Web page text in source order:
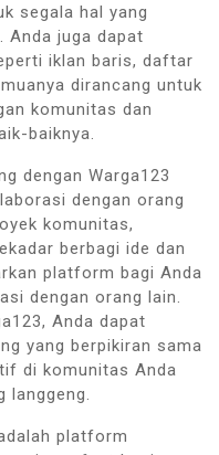
segala hal yang
Anda juga dapat
iklan baris, daftar
dirancang untuk
komunitas dan
baiknya.
dengan Warga123
dengan orang
komunitas,
berbagi ide dan
platform bagi Anda
dengan orang lain.
Anda dapat
yang berpikiran sama
di komunitas Anda
langgeng.
platform